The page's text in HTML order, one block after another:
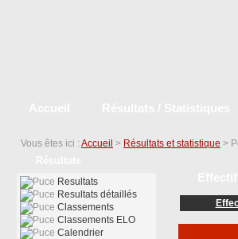
Vous êtes ici : Accueil > Résultats et statistique >
Resultats
Resultats détaillés
Classements
Classements ELO
Calendrier